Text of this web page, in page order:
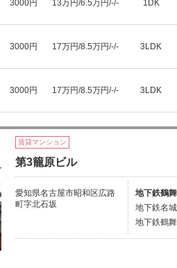
3000円 13万円/6.5万円/-/- 1DK
3000円 17万円/8.5万円/-/- 3LDK
3000円 17万円/8.5万円/-/- 3LDK
賃貸マンション
第3籠原ビル
愛知県名古屋市昭和区広路
町字北石坂
地下鉄鶴
地下鉄名
地下鉄鶴